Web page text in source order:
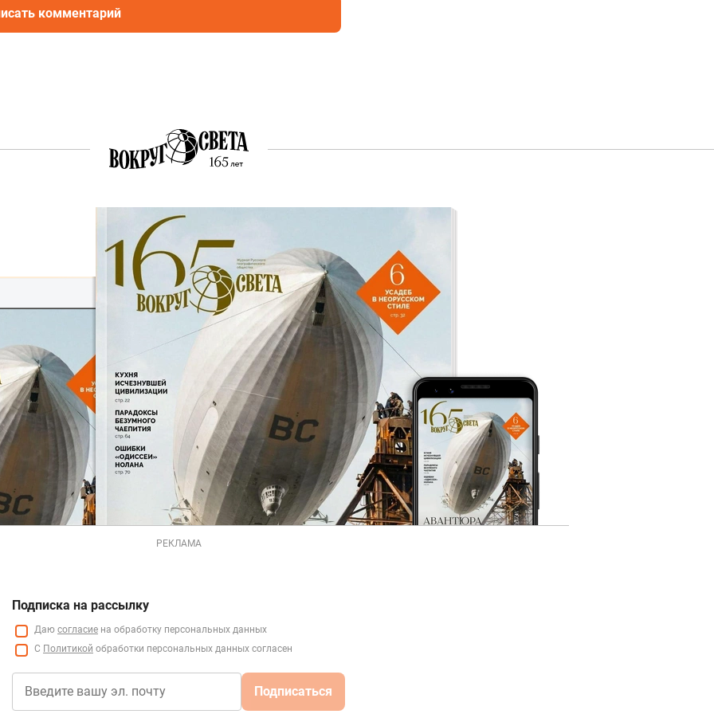
комментарий
РЕКЛАМА
Подписка на рассылку
Даю согласие на обработку персональных данных
С Политикой обработки персональных данных согласен
Подписаться